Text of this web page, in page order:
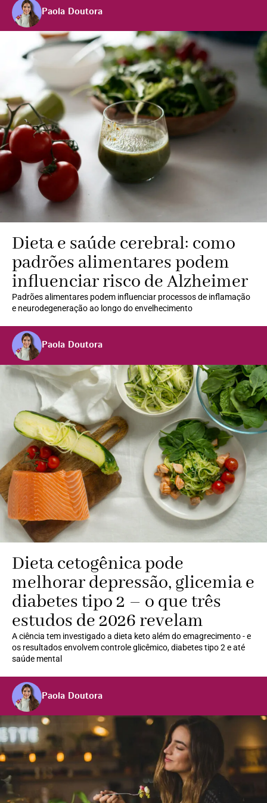
Paola Doutora
Dieta e saúde cerebral: como
padrões alimentares podem
influenciar risco de Alzheimer
Padrões alimentares podem influenciar processos de inflamação
e neurodegeneração ao longo do envelhecimento
Paola Doutora
Dieta cetogênica pode
melhorar depressão, glicemia e
diabetes tipo 2 – o que três
estudos de 2026 revelam
A ciência tem investigado a dieta keto além do emagrecimento - e
os resultados envolvem controle glicêmico, diabetes tipo 2 e até
saúde mental
Paola Doutora